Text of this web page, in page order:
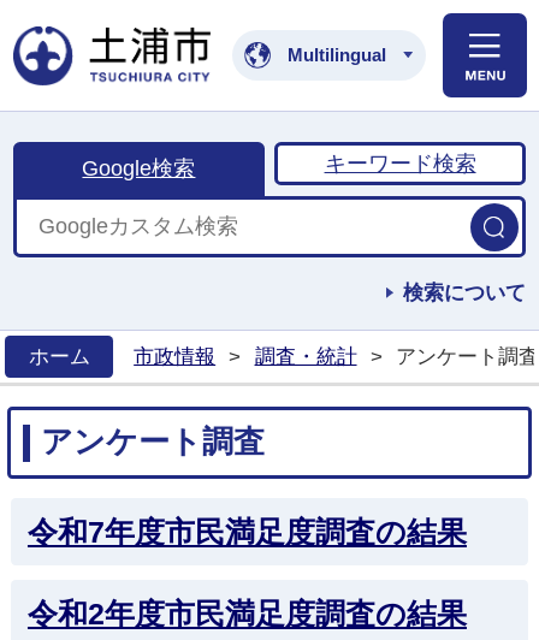
土浦市公式ホームペ
Multilingual
Google検索 キーワード検索
検索について
ホーム
市政情報 > 調査・統計 > アンケート調査
アンケート調査
令和7年度市民満足度調査の結果
令和2年度市民満足度調査の結果